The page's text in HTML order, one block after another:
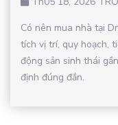
Có nên mua nhà tại
tích vị trí, quy hoạch,
động sản sinh thái
định đúng đắn.